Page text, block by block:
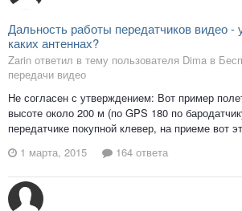
Дальность работы передатчиков видео -
каких антеннах?
Zarin ответил в тему пользователя Dima в
передачи видео
Не согласен с утверждением: Вот пример
высоте около 200 м (по GPS 180 по
передатчике покупной клевер, на приеме вот
1 марта, 2015
164 ответа